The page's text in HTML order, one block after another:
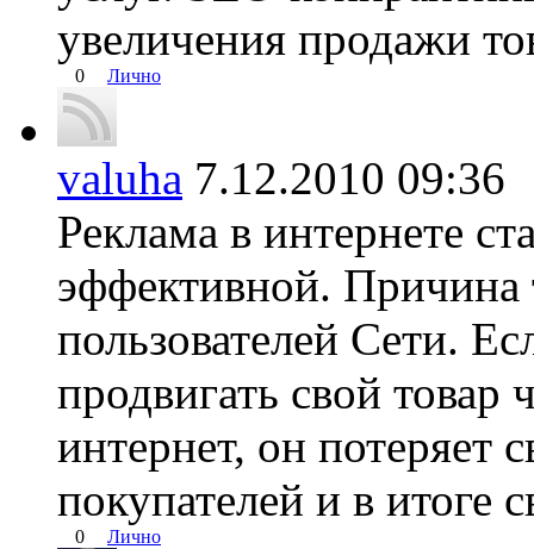
увеличения продажи
0 Лично
valuha 7.12.2010
Реклама в интернете
эффективной. Причина
пользователей Сети.
продвигать свой товар
интернет, он потеряет
покупателей и в итоге
0 Лично